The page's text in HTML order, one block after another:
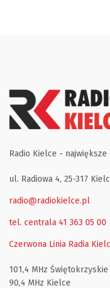
Radio Kielce -
ul. Radiowa 4, 25-317
radio@radiokielce.pl
tel. centrala 41 363 05 00
Czerwona Linia Radia
101,4 MHz Świętokrzyskie
90,4 MHz Kielce